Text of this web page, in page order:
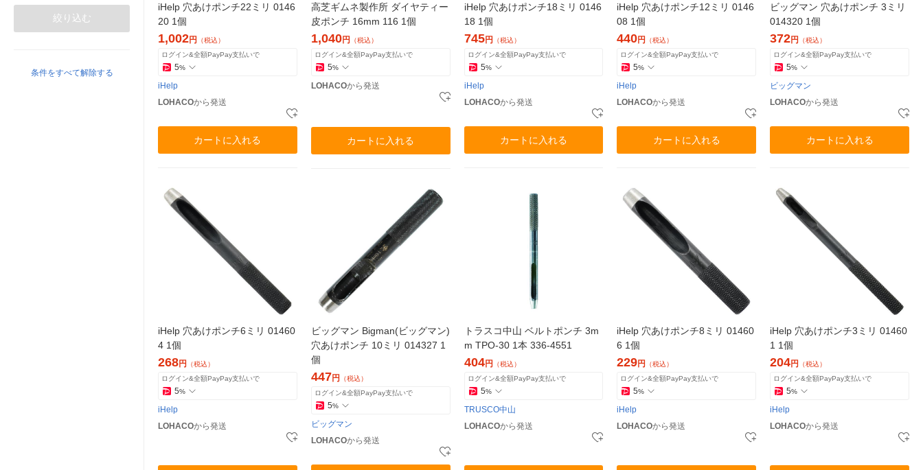
絞り込む
条件をすべて解除する
iHelp 穴あけポンチ22ミリ 0146
20 1個
1,002円 （税込）
ログイン&全額PayPay支払いで
5%
iHelp
LOHACOから発送
カートに入れる
高芝ギムネ製作所 ダイヤティー
皮ポンチ 16mm 116 1個
1,040円 （税込）
ログイン&全額PayPay支払いで
5%
LOHACOから発送
カートに入れる
iHelp 穴あけポンチ18ミリ 0146
18 1個
745円 （税込）
ログイン&全額PayPay支払いで
5%
iHelp
LOHACOから発送
カートに入れる
iHelp 穴あけポンチ12ミリ 0146
08 1個
440円
（税込）
ログイン&全額PayPay支払いで
5%
iHelp
LOHACOから発送
カートに入れる
ビッグマン 穴あけポンチ 3ミリ
014320 1個
372円
（税込）
ログイン&全額PayPay支払いで
5%
ビッグマン
LOHACOから発送
カートに入れる
iHelp 穴あけポンチ6ミリ 01460
4 1個
268円
（税込）
ログイン&全額PayPay支払いで
5%
iHelp
LOHACOから発送
ビッグマン Bigman(ビッグマン)
穴あけポンチ 10ミリ 014327 1
個
447円
（税込）
ログイン&全額PayPay支払いで
5%
ビッグマン
LOHACOから発送
トラスコ中山 ベルトポンチ 3m
m TPO-30 1本 336-4551
404円
（税込）
ログイン&全額PayPay支払いで
5%
TRUSCO中山
LOHACOから発送
iHelp 穴あけポンチ8ミリ 01460
6 1個
229円
（税込）
ログイン&全額PayPay支払いで
5%
iHelp
LOHACOから発送
iHelp 穴あけポンチ3ミリ 01460
1 1個
204円
（税込）
ログイン&全額PayPay支払いで
5%
iHelp
LOHACOから発送